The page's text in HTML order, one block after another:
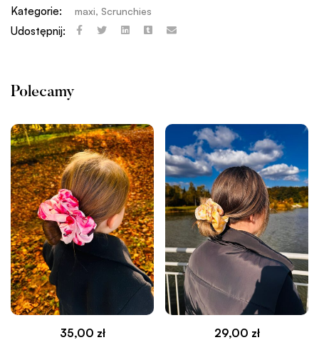
Kategorie: maxi, Scrunchies
Udostępnij:
Polecamy
35,00 zł 29,00 zł